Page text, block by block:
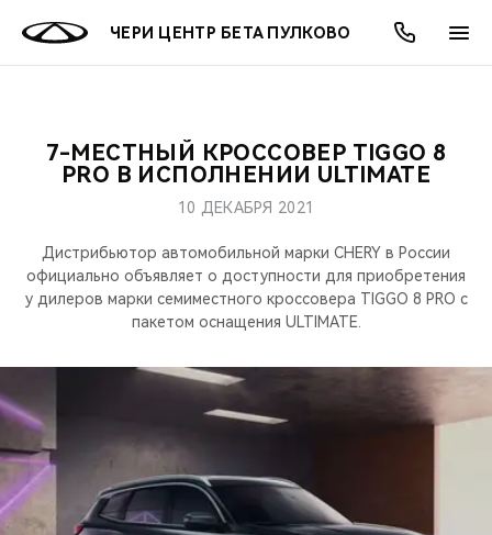
ЧЕРИ ЦЕНТР БЕТА ПУЛКОВО
МОДЕЛИ
КРОССОВЕРЫ
НОВИНКИ
ПОКУПАТЕЛЯМ
КРЕДИТ И СТРАХОВАНИЕ
ВЛАДЕЛЬЦАМ
ЗАПЧАСТИ И АКСЕССУАРЫ
МИР CHERY
О БРЕНДЕ
CHERY В СОЦСЕТЯХ
БЛАГОТВОРИТЕЛЬНОСТЬ
CHERY REMOTE
АКЦИИ
ОНЛАЙН СЕРВИСЫ
КРЕДИТ
О КОМПАНИИ
МЫ В СОЦСЕТЯХ
7-МЕСТНЫЙ КРОССОВЕР TIGGO 8
PRO В ИСПОЛНЕНИИ ULTIMATE
10 ДЕКАБРЯ 2021
Дистрибьютор автомобильной марки CHERY в России
официально объявляет о доступности для приобретения
у дилеров марки семиместного кроссовера TIGGO 8 PRO c
пакетом оснащения ULTIMATE.